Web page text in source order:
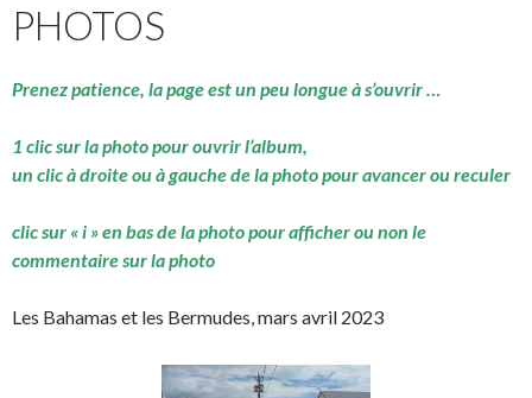
PHOTOS
Prenez patience, la page est un peu longue à s’ouvrir …
1 clic sur la photo pour ouvrir l’album,
un clic à droite ou à gauche de la photo pour avancer ou reculer
clic sur « i » en bas de la photo pour afficher ou non le
commentaire sur la photo
Les Bahamas et les Bermudes, mars avril 2023